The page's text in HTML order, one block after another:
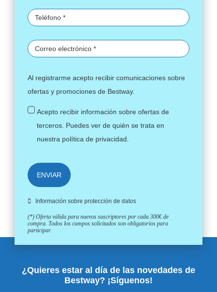
Al registrarme acepto recibir comunicaciones sobre
ofertas y promociones de Bestway.
Acepto recibir información sobre ofertas de
terceros. Puedes ver de quién se trata en
nuestra política de privacidad
ENVIAR
Información sobre protección de datos
(*) Oferta válida para nuevos suscriptores por cada 300€ de
compra. Todos los campos solicitados son obligatorios para
participar.
¿Quieres estar al día de las novedades de
Bestway? ¡Síguenos!